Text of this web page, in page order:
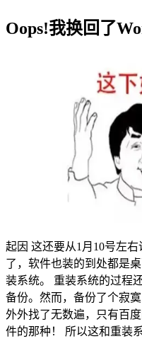
Oops!我换回了
起因 这还要从1月10号左
了，软件也装的到处都是
装系统。 重装系统的过程
备份。然而，备份了个寂
外外找了无数遍，只有百
件的那种！ 所以这和重装